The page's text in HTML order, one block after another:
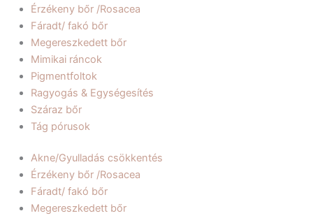
Érzékeny bőr /Rosacea
Fáradt/ fakó bőr
Megereszkedett bőr
Mimikai ráncok
Pigmentfoltok
Ragyogás & Egységesítés
Száraz bőr
Tág pórusok
Akne/Gyulladás csökkentés
Érzékeny bőr /Rosacea
Fáradt/ fakó bőr
Megereszkedett bőr